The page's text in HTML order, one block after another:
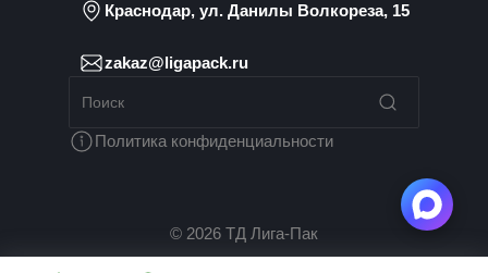
Краснодар, ул. Данилы Волкореза, 15
zakaz@ligapack.ru
Политика конфиденциальности
© 2026 ТД Лига-Пак